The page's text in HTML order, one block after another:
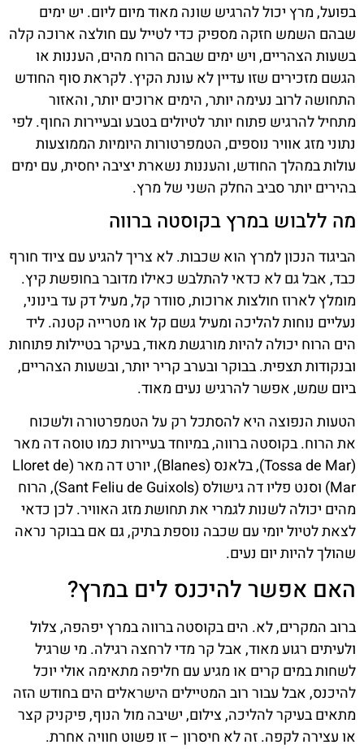
בפועל, מרץ יכול להרגיש שונה מאוד מיום ליום. יש ימים
שבהם השמש חזקה מספיק כדי לטייל עם חולצה ארוכה קלה
בשעות הצהריים, ויש ימים שבהם הרוח מהים, העננות או
הגשם מזכירים שזו עדיין לא עונת הקיץ. לקראת סוף החודש
התחושה לרוב נעימה יותר, הימים ארוכים יותר, והאזור
מתחיל להרגיש פתוח יותר לטיולים בטבע ובעיירות החוף. לפי
נתוני מזג אוויר נוספים, הטמפרטורות היומיות הממוצעות
עולות במהלך החודש, והעננות נשארת יציבה יחסית, עם ימים
בהירים יותר סביב החלק השני של מרץ.
מה ללבוש במרץ בקוסטה ברווה
הביגוד הנכון למרץ הוא שכבות. לא צריך להגיע עם ציוד חורף
כבד, אבל גם לא כדאי להתלבש כאילו מדובר בחופשת קיץ.
מומלץ לארוז חולצות ארוכות, סוודר קל, מעיל דק עד בינוני,
נעליים נוחות להליכה ומעיל גשם קל או מטרייה קטנה. ליד
הים הרוח יכולה להיות מורגשת מאוד, בעיקר בטיילות פתוחות
ובנקודות תצפית. בבוקר ובערב קריר יותר, ובשעות הצהריים,
ביום שמש, אפשר להרגיש נעים מאוד.
הטעות הנפוצה היא להסתכל רק על הטמפרטורה ולשכוח
את הרוח. בקוסטה ברווה, במיוחד בעיירות כמו טוסה דה מאר
(Tossa de Mar), בלאנס (Blanes), יורט דה מאר (Lloret de
Mar) וסנט פליו דה גישולס (Sant Feliu de Guixols), הרוח
מהים יכולה לשנות לגמרי את תחושת מזג האוויר. לכן כדאי
לצאת לטיול יומי עם שכבה נוספת בתיק, גם אם בבוקר נראה
שהולך להיות יום נעים.
האם אפשר להיכנס לים במרץ?
ברוב המקרים, לא. הים בקוסטה ברווה במרץ יפהפה, צלול
ולעיתים רגוע מאוד, אבל קר מדי לרחצה רגילה. מי שרגיל
לשחות במים קרים או מגיע עם חליפה מתאימה אולי יוכל
להיכנס, אבל עבור רוב המטיילים הישראלים הים בחודש הזה
מתאים בעיקר להליכה, צילום, ישיבה מול הנוף, פיקניק קצר
או עצירה לקפה. זה לא חיסרון – זו פשוט חוויה אחרת.